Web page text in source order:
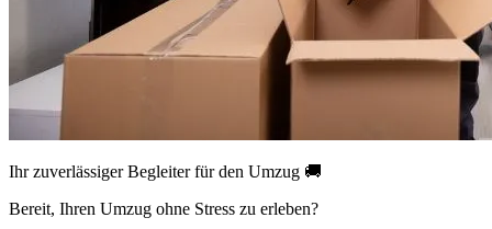
Ihr zuverlässiger Begleiter für den Umzug 🚚
Bereit, Ihren Umzug ohne Stress zu erleben?